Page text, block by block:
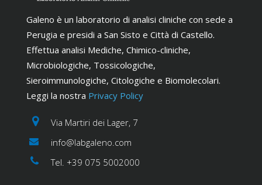
Galeno è un laboratorio di analisi cliniche con sede a
Perugia e presidi a San Sisto e Città di Castello.
Effettua analisi Mediche, Chimico-cliniche,
Microbiologiche, Tossicologiche,
Sieroimmunologiche, Citologiche e Biomolecolari.
Leggi la nostra Privacy Policy
Via Martiri dei Lager, 7
info@labgaleno.com
Tel. +39 075 5002000